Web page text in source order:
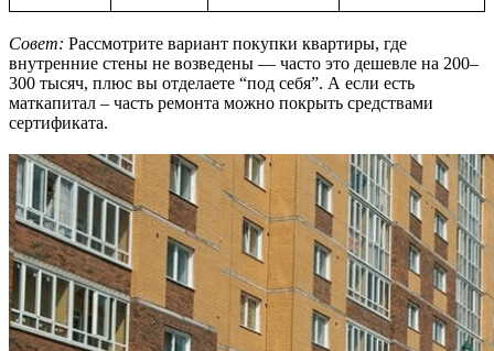
Совет: Рассмотрите вариант покупки квартиры, где
внутренние стены не возведены — часто это дешевле на 200–
300 тысяч, плюс вы отделаете “под себя”. А если есть
маткапитал – часть ремонта можно покрыть средствами
сертификата.